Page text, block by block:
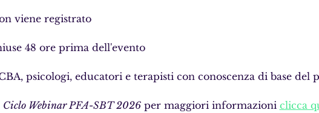
viene registrato
48 ore prima dell'evento
psicologi, educatori e terapisti con conoscenza di base del
Ciclo Webinar PFA-SBT 2026 per maggiori informazioni clicca